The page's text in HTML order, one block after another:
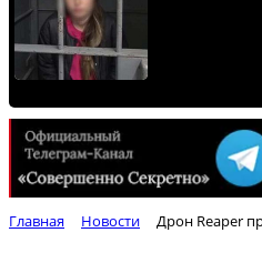
Главная Новости Дрон Reaper